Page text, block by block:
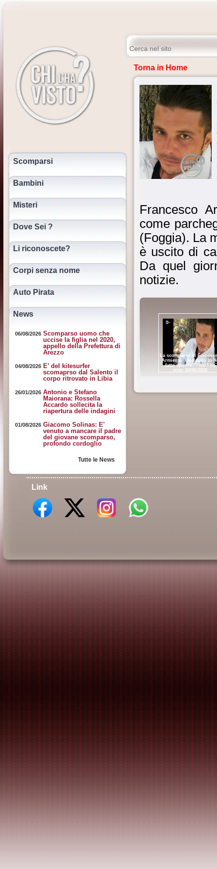
Scomparsi
Bambini
Misteri
Dove Sei ?
Li riconoscete?
Corpi senza nome
Auto Pirata
News
06/08/2026 Scomparso uomo che
uccise la figlia nel 2020,
appello della Prefettura di
Arezzo
04/08/2026 E’ del kitesurfer
scomaprso dal Salento il
corpo ritrovato in Libia
26/01/2026 Antonio e Stefano
Maiorana: Rossella
Accardo sollecita la
riapertura delle indagini
01/08/2026 Giacomo Solinas: E'
venuto a mancare il padre
del giovane scomparso,
profondo cordoglio
Tutte le News
Torna in Home
Francesco
come
(Foggia). La
è uscito di
Da quel
notizie.
La scomparsa di
Armiento: Qualcuno lo
fatto sparire? - chi l ha
visto 24/06/2020
Link